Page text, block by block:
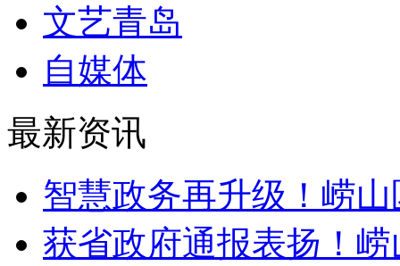
文艺青岛
自媒体
最新资讯
智慧政务再升级！崂
获省政府通报表扬！